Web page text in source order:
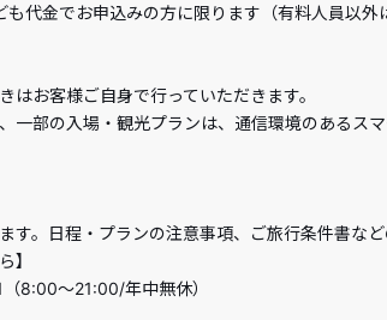
代金でお申込みの方に限ります（有料人員以外
はお客様ご自身で行っていただきます。
一部の入場・観光プランは、通信環境のある
す。日程・プランの注意事項、ご旅行条件書な
】
8:00～21:00/年中無休）